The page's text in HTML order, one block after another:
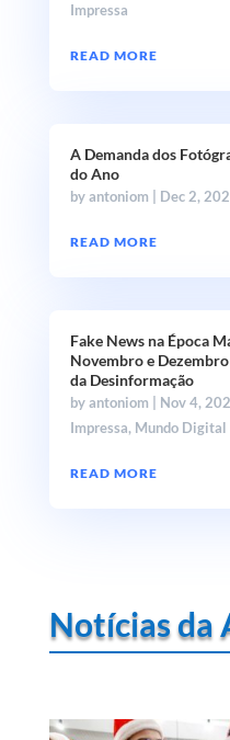
Impressa
READ MORE
A Demanda dos
do Ano
byantoniom Dec 2,
READ MORE
Fake News na Época
Novembro e
da Desinformação
byantoniom Nov 4,
Impressa, Mundo Digital
READ MORE
Notícias da